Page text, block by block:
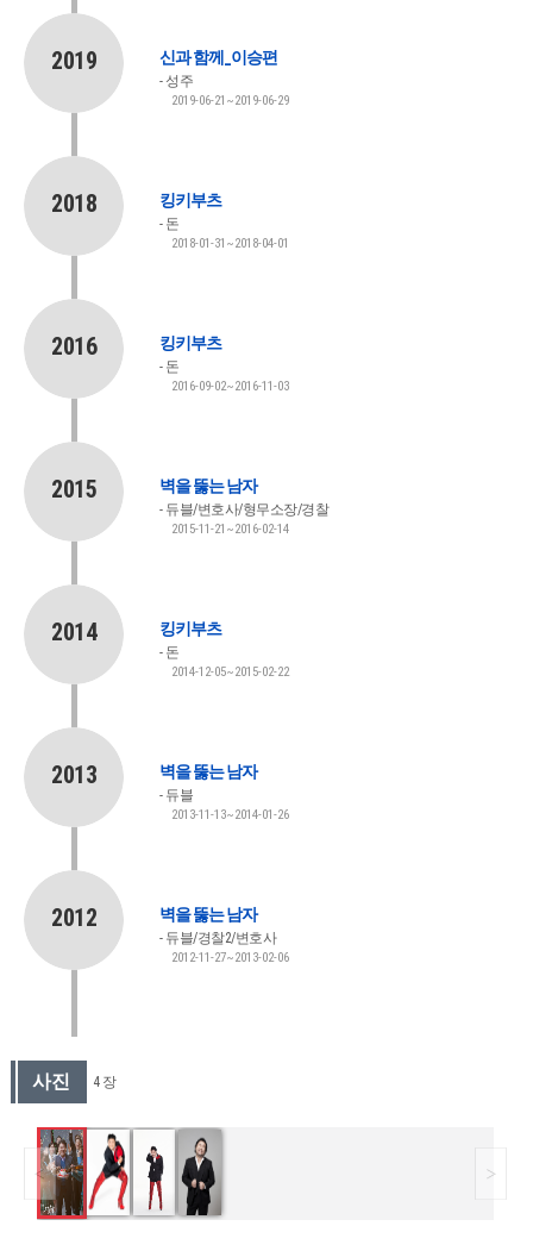
2019 신과 함께_이승편
성주
2019-06-21~2019-06-29
2018 킹키부츠
돈
2018-01-31~2018-04-01
2016 킹키부츠
돈
2016-09-02~2016-11-03
2015 벽을 뚫는 남자
듀블/변호사/형무소장/경찰
2015-11-21~2016-02-14
2014 킹키부츠
돈
2014-12-05~2015-02-22
2013 벽을 뚫는 남자
듀블
2013-11-13~2014-01-26
2012 벽을 뚫는 남자
듀블/경찰2/변호사
2012-11-27~2013-02-06
사진 4 장